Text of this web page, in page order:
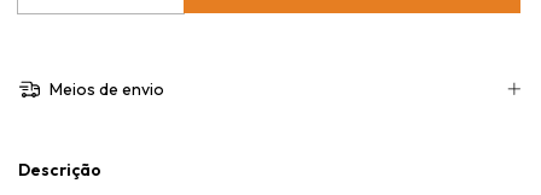
Meios de envio
Descrição